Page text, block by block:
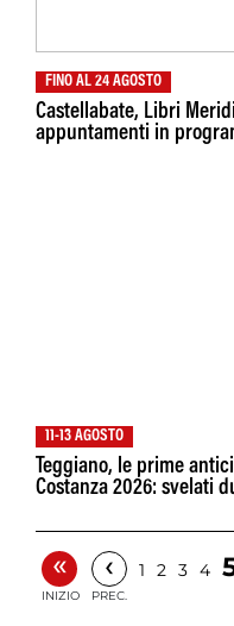
FINO AL 24 AGOSTO
Castellabate, Libri
appuntamenti in
11-13 AGOSTO
Teggiano, le prime
Costanza 2026: svelati
«
INIZIO
‹
PREC.
1 2 3 4